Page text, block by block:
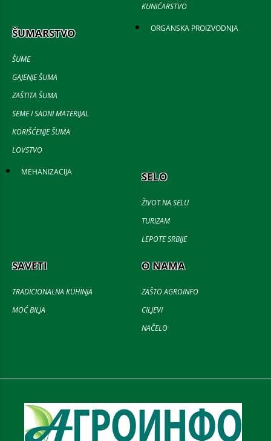
KUNIĆARSTVO
ŠUMARSTVO
ŠUME
GAJENJE ŠUMA
ZAŠTITA ŠUMA
SEME I SADNI MATERIJAL
KORIŠĆENJE ŠUMA
LOVSTVO
ORGANSKA PROIZVODNJA
MEHANIZACIJA SELO
ŽIVOT NA SELU
TURIZAM
LEPOTE SRBIJE
SAVETI
TRADICIONALNA KUHINJA
MOĆ BILJA
O NAMA
ZAŠTO AGROINFO
CILJEVI
NAČELO